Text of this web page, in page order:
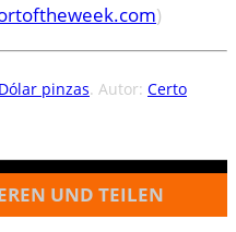
)
pinzas. Autor: Certo
UND TEILEN